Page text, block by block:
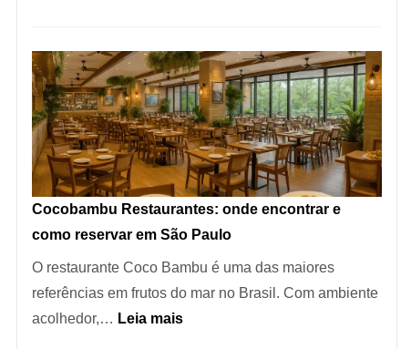
Melhores
Restaurantes
em
São
Paulo:
Um
Guia
Definitivo
para
a
Cocobambu Restaurantes: onde encontrar e
como reservar em São Paulo
O restaurante Coco Bambu é uma das maiores
referências em frutos do mar no Brasil. Com ambiente
acolhedor,… Leia mais: